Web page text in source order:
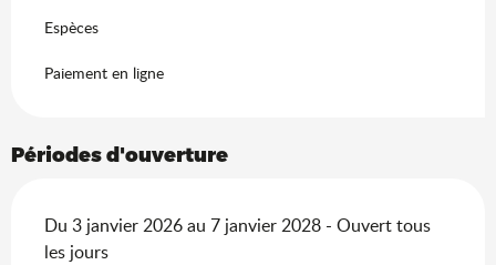
Espèces
Paiement en ligne
Périodes d'ouverture
Du 3 janvier 2026 au 7 janvier 2028 - Ouvert tous
les jours